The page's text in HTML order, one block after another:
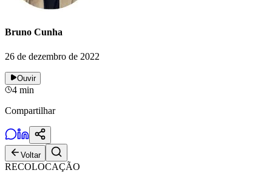
Bruno Cunha
26 de dezembro de 2022
Ouvir
4 min
Compartilhar
Voltar
RECOLOCAÇÃO